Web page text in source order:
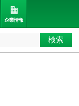
検索
企業情報